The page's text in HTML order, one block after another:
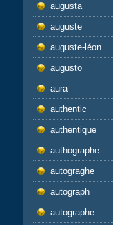
augusta
auguste
auguste-léon
augusto
aura
authentic
authentique
authographe
autograghe
autograph
autographe